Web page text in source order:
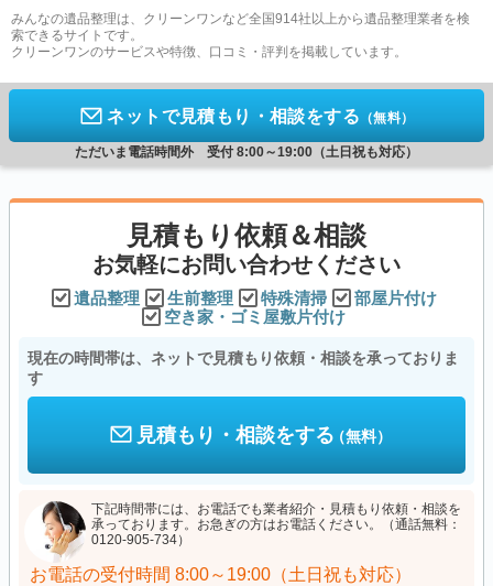
みんなの遺品整理は、クリーンワンなど全国914社以上から遺品整理業者を検
索できるサイトです。
クリーンワンのサービスや特徴、口コミ・評判を掲載しています。
ネットで見積もり・相談をする （無料）
ただいま電話時間外 受付 8:00～19:00（土日祝も対応）
見積もり依頼＆相談
お気軽にお問い合わせください
遺品整理 生前整理 特殊清掃
部屋片付け
空き家・ゴミ屋敷片付け
現在の時間帯は、ネットで見積もり依頼・相談を承っておりま
す
見積もり・相談をする（無料）
下記時間帯には、お電話でも業者紹介・見積もり依頼・相談を
承っております。お急ぎの方はお電話ください。（通話無料：
0120-905-734）
お電話の受付時間 8:00～19:00（土日祝も対応）